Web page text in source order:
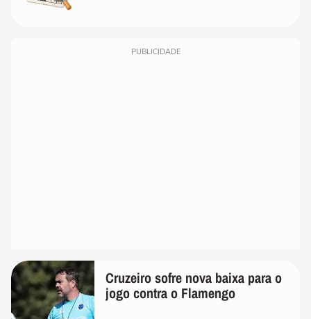
PUBLICIDADE
Cruzeiro sofre nova baixa para o
jogo contra o Flamengo